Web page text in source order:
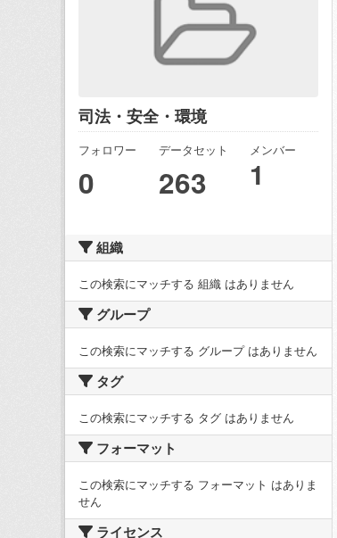
司法・安全・環境
フォロワー
0
データセット
263
メンバー
1
組織
この検索にマッチする 組織 はありません
グループ
この検索にマッチする グループ はありません
タグ
この検索にマッチする タグ はありません
フォーマット
この検索にマッチする フォーマット はありま
せん
ライセンス